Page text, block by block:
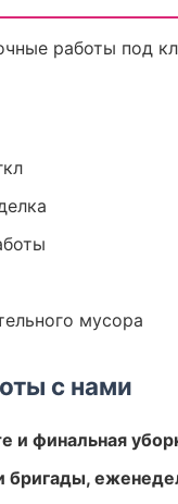
работы под
мусора
с нами
и финальная
бригады,